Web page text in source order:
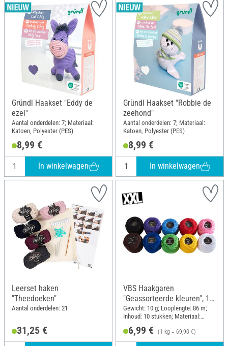
Gründl Haakset "Eddy de
ezel"
Aantal onderdelen: 7; Materiaal:
Katoen, Polyester (PES)
8,99 €
In winkelwagen
Gründl Haakset "Robbie de
zeehond"
Aantal onderdelen: 7; Materiaal:
Katoen, Polyester (PES)
8,99 €
In winkelwagen
Leerset haken
"Theedoeken"
Aantal onderdelen: 21
31,25 €
VBS Haakgaren
"Geassorteerde kleuren", 10
ballen à 86 m
Gewicht: 10 g; Looplengte: 86 m;
Inhoud: 10 stukken; Materiaal:
6,99 € (1 kg = 69,90 €)